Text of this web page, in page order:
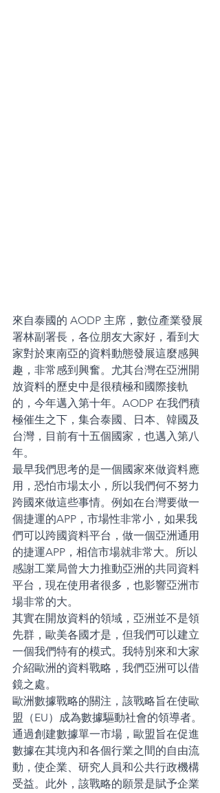
來自泰國的 AODP 主席，數位產業發展
署林副署長，各位朋友大家好，看到大
家對於東南亞的資料動態發展這麼感興
趣，非常感到興奮。尤其台灣在亞洲開
放資料的歷史中是很積極和國際接軌
的，今年邁入第十年。AODP 在我們積
極催生之下，集合泰國、日本、韓國及
台灣，目前有十五個國家，也邁入第八
年。
最早我們思考的是一個國家來做資料應
用，恐怕市場太小，所以我們何不努力
跨國來做這些事情。例如在台灣要做一
個捷運的APP，市場性非常小，如果我
們可以跨國資料平台，做一個亞洲通用
的捷運APP，相信市場就非常大。所以
感謝工業局曾大力推動亞洲的共同資料
平台，現在使用者很多，也影響亞洲市
場非常的大。
其實在開放資料的領域，亞洲並不是領
先群，歐美各國才是，但我們可以建立
一個我們特有的模式。我特別來和大家
介紹歐洲的資料戰略，我們亞洲可以借
鏡之處。
歐洲數據戰略的關注，該戰略旨在使歐
盟（EU）成為數據驅動社會的領導者。
通過創建數據單一市場，歐盟旨在促進
數據在其境內和各個行業之間的自由流
動，使企業、研究人員和公共行政機構
受益。此外，該戰略的願景是賦予企業